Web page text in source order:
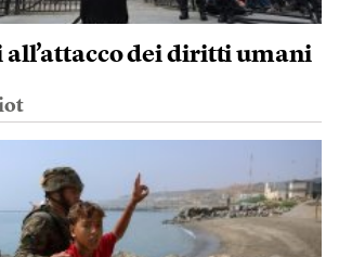
dei diritti umani